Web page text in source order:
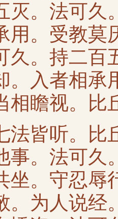
灭。法可久
用。受教莫
久。持二百
。入者相承
相瞻视。比
皆听。比
事。法可久
坐。守忍辱
。为人说经